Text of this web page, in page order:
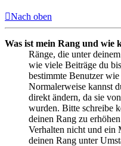
Nach oben
Was ist mein Rang und wie
Ränge, die unter
wie viele Beiträge du
bestimmte Benutzer
Normalerweise kannst
direkt ändern, da sie
wurden. Bitte schreibe
deinen Rang zu
Verhalten nicht und ein
deinen Rang unter